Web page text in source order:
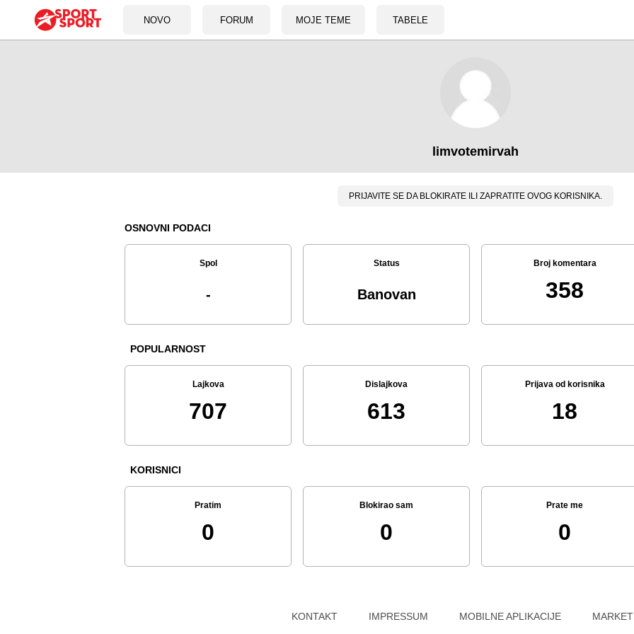
NOVO FORUM MOJE TEME TABELE
limvotemirvah
PRIJAVITE SE DA BLOKIRATE ILI ZAPRATITE OVOG KORISNIKA.
OSNOVNI PODACI
Spol
-
Status
Banovan
Broj komentara
358
POPULARNOST
Lajkova
707
Dislajkova
613
Prijava od korisnika
18
KORISNICI
Pratim
0
Blokirao sam
0
Prate me
0
KONTAKT IMPRESSUM MOBILNE APLIKACIJE